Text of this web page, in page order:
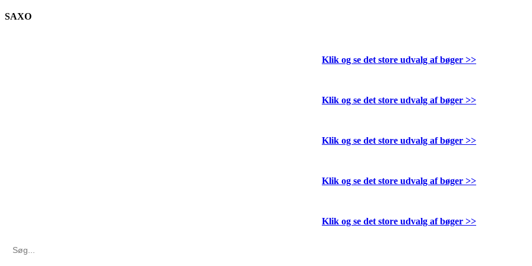
SAXO
Klik og se det store udvalg af bøger >>
Klik og se det store udvalg af bøger >>
Klik og se det store udvalg af bøger >>
Klik og se det store udvalg af bøger >>
Klik og se det store udvalg af bøger >>
for: